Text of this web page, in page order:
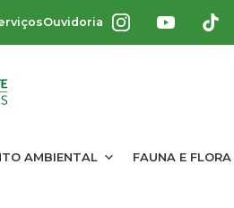
Ouvidoria
AMBIENTAL FAUNA E FLORA